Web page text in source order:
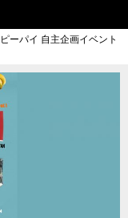
ーパイ ⾃主企画イベント